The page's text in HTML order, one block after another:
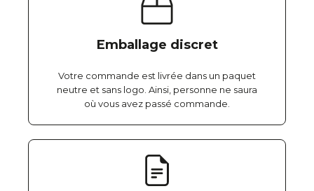
Emballage discret
Votre commande est livrée dans un paquet
neutre et sans logo. Ainsi, personne ne saura
où vous avez passé commande.